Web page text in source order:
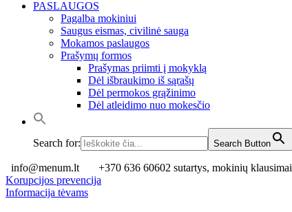
PASLAUGOS
Pagalba mokiniui
Saugus eismas, civilinė sauga
Mokamos paslaugos
Prašymų formos
Prašymas priimti į mokyklą
Dėl išbraukimo iš sąrašų
Dėl permokos grąžinimo
Dėl atleidimo nuo mokesčio
Search for: Search Button
info@menum.lt +370 636 60602 sutartys, mokinių klausimai
Korupcijos prevencija
Informacija tėvams